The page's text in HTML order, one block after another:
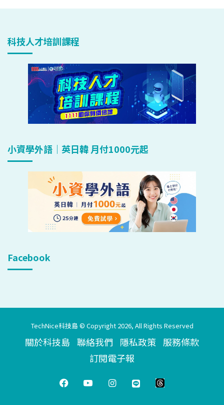
科技人才培訓課程
小資學外語｜英日韓 月付1000元起
Facebook
TechNice科技島 © Copyright 2026, All Rights Reserved
關於科技島 聯絡我們 隱私政策 服務條款
訂閱電子報